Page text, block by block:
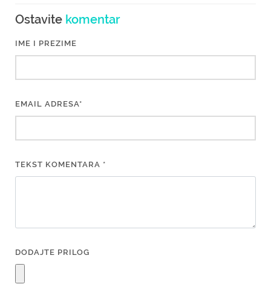
Ostavite komentar
IME I PREZIME
EMAIL ADRESA*
TEKST KOMENTARA *
DODAJTE PRILOG